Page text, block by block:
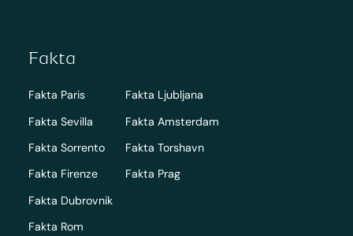
Fakta
Fakta Paris
Fakta Sevilla
Fakta Sorrento
Fakta Firenze
Fakta Dubrovnik
Fakta Rom
Fakta Ljubljana
Fakta Amsterdam
Fakta Torshavn
Fakta Prag